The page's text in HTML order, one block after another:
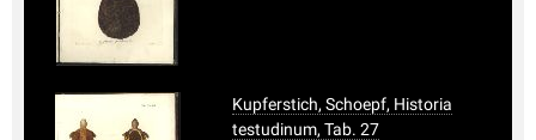
Kupferstich, Schoepf, Historia
testudinum, Tab. 27